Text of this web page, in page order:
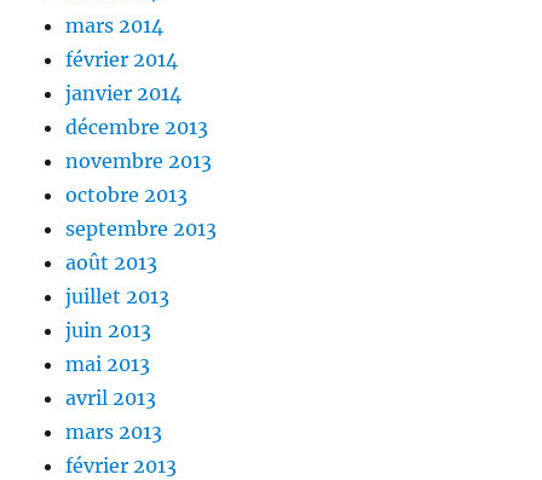
mars 2014
février 2014
janvier 2014
décembre 2013
novembre 2013
octobre 2013
septembre 2013
août 2013
juillet 2013
juin 2013
mai 2013
avril 2013
mars 2013
février 2013